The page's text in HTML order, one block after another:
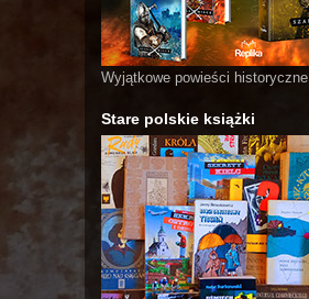
Wyjątkowe powieści historyczne
Stare polskie książki